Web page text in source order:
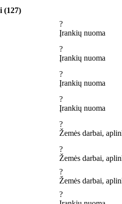
(127)
?
Įrankių nuoma
?
Įrankių nuoma
?
Įrankių nuoma
?
Įrankių nuoma
?
Žemės darbai,
?
Žemės darbai,
?
Žemės darbai,
?